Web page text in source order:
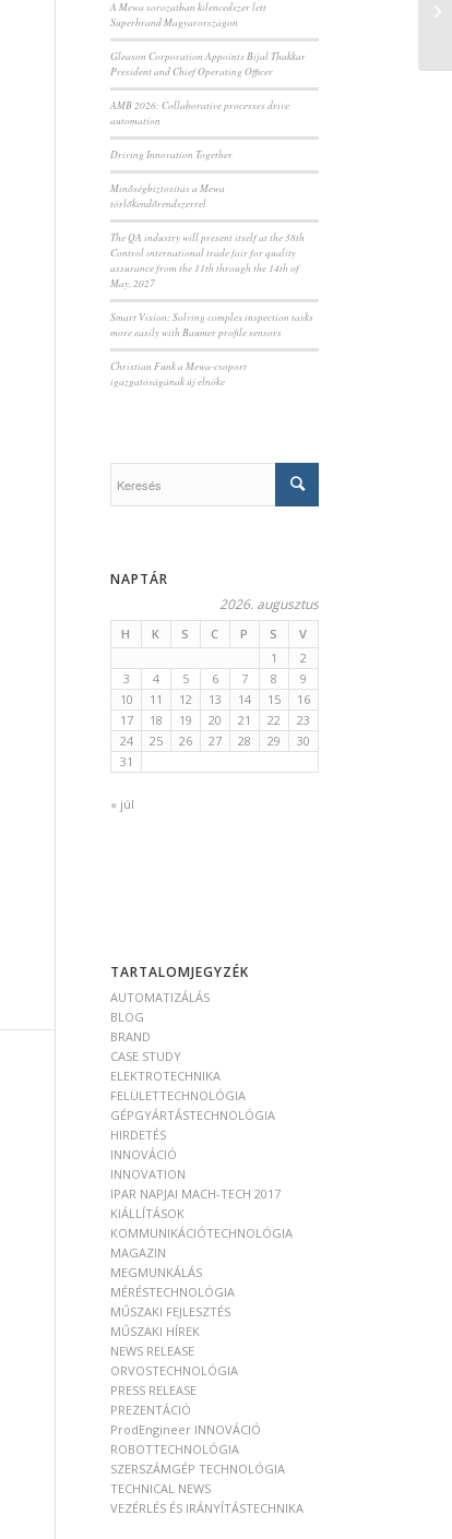
A Mewa sorozatban kilencedszer lett
Superbrand Magyarországon
Gleason Corporation Appoints Bijal Thakkar
President and Chief Operating Officer
AMB 2026: Collaborative processes drive
automation
Driving Innovation Together
Minőségbiztosítás a Mewa
törlőkendőrendszerrel
The QA industry will present itself at the 38th
Control international trade fair for quality
assurance from the 11th through the 14th of
May, 2027
Smart Vision: Solving complex inspection tasks
more easily with Baumer profile sensors
Christian Funk a Mewa-csoport
igazgatóságának új elnöke
NAPTÁR
2026. augusztus
H K S C P S
V
1
2
3
4 5 6 7 8
9
10
11 12 13 14 15
16
17
18 19 20 21 22
23
24
25 26 27 28 29
30
31
« júl
TARTALOMJEGYZÉK
AUTOMATIZÁLÁS
BLOG
BRAND
CASE STUDY
ELEKTROTECHNIKA
FELÜLETTECHNOLÓGIA
GÉPGYÁRTÁSTECHNOLÓGIA
HIRDETÉS
INNOVÁCIÓ
INNOVATION
IPAR NAPJAI MACH-TECH 2017
KIÁLLÍTÁSOK
KOMMUNIKÁCIÓTECHNOLÓGIA
MAGAZIN
MEGMUNKÁLÁS
MÉRÉSTECHNOLÓGIA
MŰSZAKI FEJLESZTÉS
MŰSZAKI HÍREK
NEWS RELEASE
ORVOSTECHNOLÓGIA
PRESS RELEASE
PREZENTÁCIÓ
ProdEngineer INNOVÁCIÓ
ROBOTTECHNOLÓGIA
SZERSZÁMGÉP TECHNOLÓGIA
TECHNICAL NEWS
VEZÉRLÉS ÉS IRÁNYÍTÁSTECHNIKA